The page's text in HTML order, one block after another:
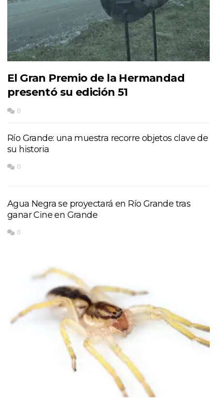
El Gran Premio de la Hermandad
presentó su edición 51
0
Río Grande: una muestra recorre objetos clave de
su historia
0
Agua Negra se proyectará en Río Grande tras
ganar Cine en Grande
0